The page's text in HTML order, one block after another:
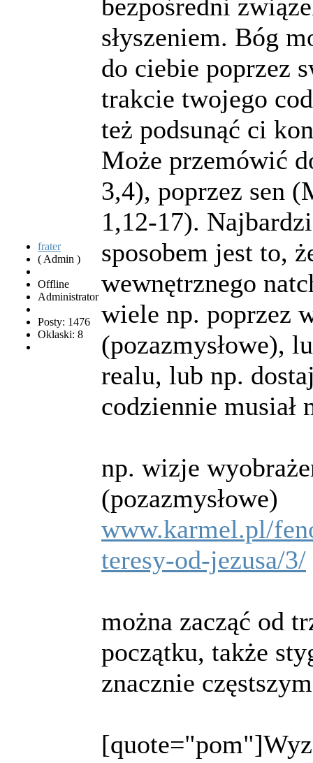
frater
( Admin )
Offline
Administrator
Posty: 1476
Oklaski: 8
bezpośredni
słyszeniem. Bóg
do ciebie poprzez
trakcie twojego
też podsunąć ci
Może przemówić
3,4), poprzez sen
1,12-17).
sposobem jest to,
wewnętrznego
wiele np. poprzez
(pozazmysłowe),
realu, lub np.
codziennie musiał
np. wizje
(pozazmysłowe)
www.karmel.pl/
teresy-od-jezusa/3/
można zacząć od
początku, także
znacznie